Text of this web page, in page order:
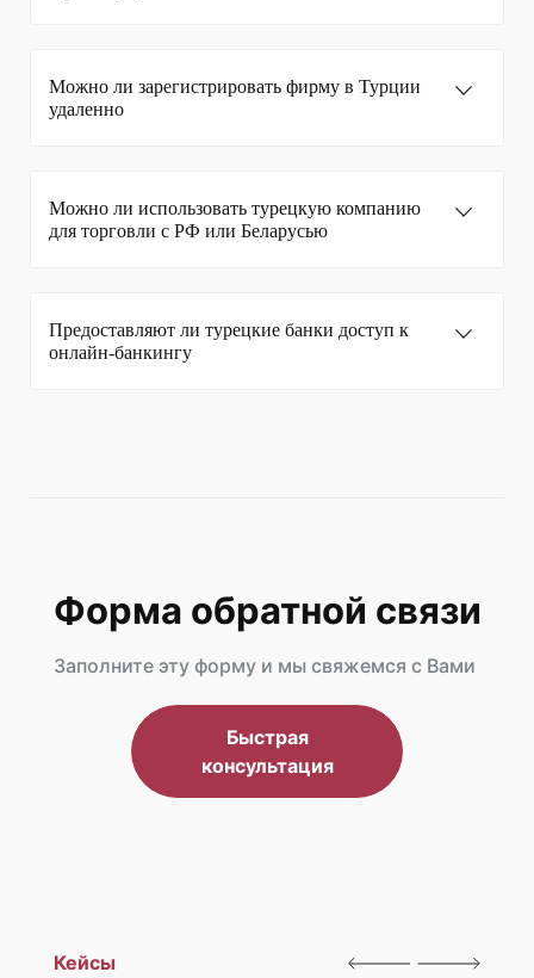
Можно ли зарегистрировать фирму в Турции
удаленно
Можно ли использовать турецкую компанию
для торговли с РФ или Беларусью
Предоставляют ли турецкие банки доступ к
онлайн-банкингу
Форма обратной связи
Заполните эту форму и мы свяжемся с Вами
Быстрая
консультация
Кейсы